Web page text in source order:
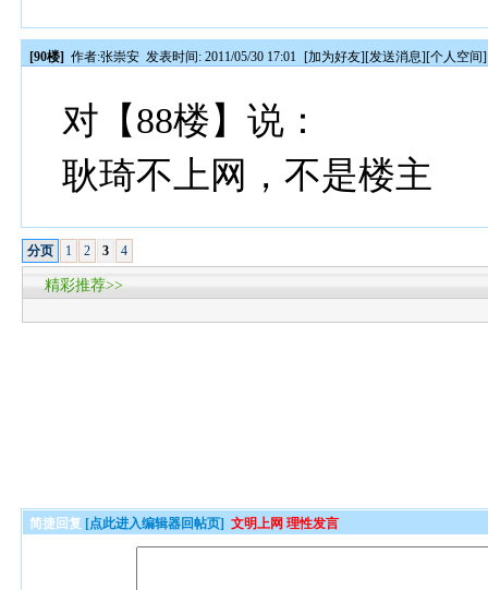
[90楼] 作者:张崇安 发表时间: 2011/05/30 17:01 [加为好友][发送消息][个人空间]
对【88楼】说：
耿琦不上网，不是楼主
分页 1 2 3 4
精彩推荐>>
简捷回复 [点此进入编辑器回帖页] 文明上网 理性发言